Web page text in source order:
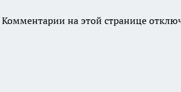
Комментарии на этой странице